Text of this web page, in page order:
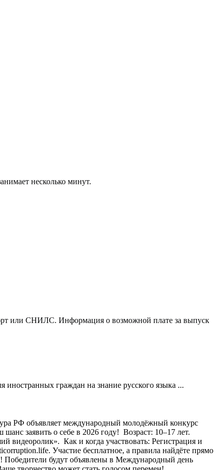
несколько минут.
или СНИЛС. Информация о возможной плате за выпуск
иностранных граждан на знание русского языка ...
РФ объявляет международный молодёжный конкурс
заявить о себе в 2026 году! ⁣ Возраст: 10–17 лет.
Как и когда участвовать: Регистрация и
Участие бесплатное, а правила найдёте прямо
Победители будут объявлены в Международный день